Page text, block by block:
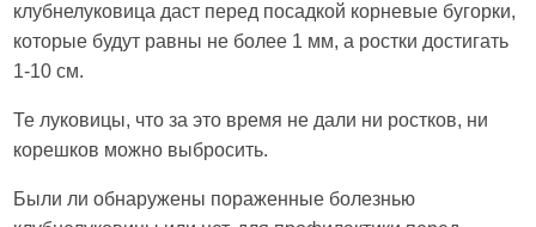
клубнелуковица даст перед посадкой корневые бугорки,
которые будут равны не более 1 мм, а ростки достигать
1-10 см.
Те луковицы, что за это время не дали ни ростков, ни
корешков можно выбросить.
Были ли обнаружены пораженные болезнью